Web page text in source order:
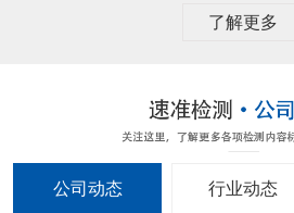
了解更多
公司动态 行业动态